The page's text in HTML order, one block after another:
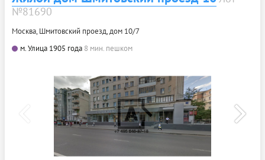
№81690
Москва, Шмитовский проезд, дом 10/7
м. Улица 1905 года 8 мин. пешком